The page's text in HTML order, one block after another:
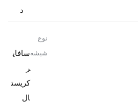
د
نوع
شیشهسافای
ر
کریست
ال